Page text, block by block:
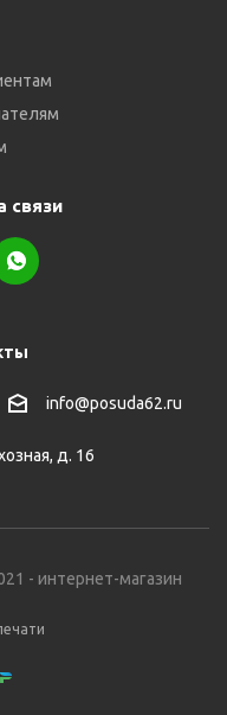
связи
info@posuda62.ru
д. 16
- интернет-магазин